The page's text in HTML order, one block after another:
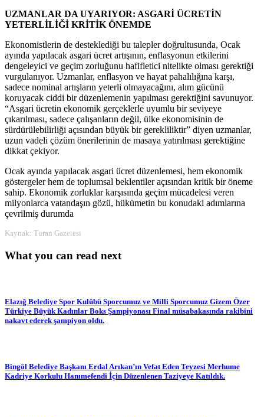
UZMANLAR DA UYARIYOR: ASGARİ ÜCRETİN
YETERLİLİĞİ KRİTİK ÖNEMDE
Ekonomistlerin de desteklediği bu talepler doğrultusunda, Ocak
ayında yapılacak asgari ücret artışının, enflasyonun etkilerini
dengeleyici ve geçim zorluğunu hafifletici nitelikte olması gerektiği
vurgulanıyor. Uzmanlar, enflasyon ve hayat pahalılığına karşı,
sadece nominal artışların yeterli olmayacağını, alım gücünü
koruyacak ciddi bir düzenlemenin yapılması gerektiğini savunuyor.
“Asgari ücretin ekonomik gerçeklerle uyumlu bir seviyeye
çıkarılması, sadece çalışanların değil, ülke ekonomisinin de
sürdürülebilirliği açısından büyük bir gerekliliktir” diyen uzmanlar,
uzun vadeli çözüm önerilerinin de masaya yatırılması gerektiğine
dikkat çekiyor.
Ocak ayında yapılacak asgari ücret düzenlemesi, hem ekonomik
göstergeler hem de toplumsal beklentiler açısından kritik bir öneme
sahip. Ekonomik zorluklar karşısında geçim mücadelesi veren
milyonlarca vatandaşın gözü, hükümetin bu konudaki adımlarına
çevrilmiş durumda
Kaynak: Turan Gazetesi
What you can read next
Elazığ Belediye Spor Kulübü Sporcumuz ve Milli Sporcumuz Gizem Özer
Türkiye Büyük Kadınlar Boks Şampiyonası Final müsabakasında rakibini
nakavt ederek şampiyon oldu.
Bingöl Belediye Başkanı Erdal Arıkan’ın Vefat Eden Teyzesi Merhume
Kadriye Korkulu Hanımefendi İçin Düzenlenen Taziyeye Katıldık.